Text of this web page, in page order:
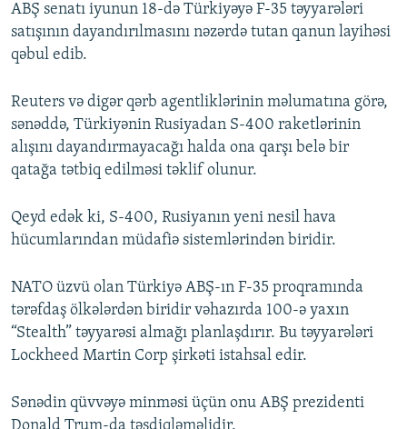
XƏBƏR BÜLLETENLƏRIMIZ
ABŞ senatı iyunun 18-də Türkiyəyə F-35 təyyarələri
satışının dayandırılmasını nəzərdə tutan qanun layihəsi
qəbul edib.
Reuters və digər qərb agentliklərinin məlumatına görə,
sənəddə, Türkiyənin Rusiyadan S-400 raketlərinin
alışını dayandırmayacağı halda ona qarşı belə bir
qatağa tətbiq edilməsi təklif olunur.
Qeyd edək ki, S-400, Rusiyanın yeni nesil hava
hücumlarından müdafiə sistemlərindən biridir.
NATO üzvü olan Türkiyə ABŞ-ın F-35 proqramında
tərəfdaş ölkələrdən biridir vəhazırda 100-ə yaxın
“Stealth” təyyarəsi almağı planlaşdırır. Bu təyyarələri
Lockheed Martin Corp şirkəti istahsal edir.
Sənədin qüvvəyə minməsi üçün onu ABŞ prezidenti